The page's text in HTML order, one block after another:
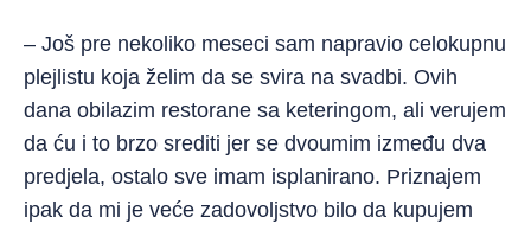
– Još pre nekoliko meseci sam napravio celokupnu
plejlistu koja želim da se svira na svadbi. Ovih
dana obilazim restorane sa keteringom, ali verujem
da ću i to brzo srediti jer se dvoumim između dva
predjela, ostalo sve imam isplanirano. Priznajem
ipak da mi je veće zadovoljstvo bilo da kupujem